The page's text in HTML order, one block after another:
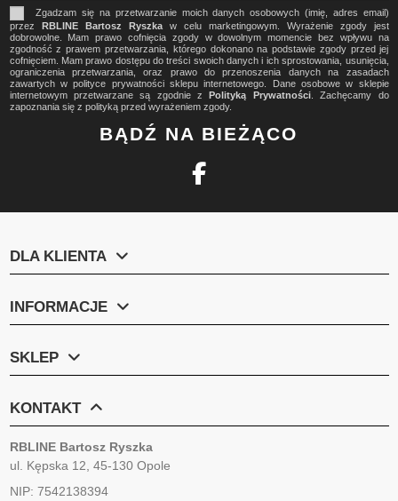
Zgadzam się na przetwarzanie moich danych osobowych (imię, adres email)
przez RBLINE Bartosz Ryszkaw celu marketingowym. Wyrażenie zgody jest
dobrowolne. Mam prawo cofnięcia zgody w dowolnym momencie bez wpływu na
zgodność z prawem przetwarzania, którego dokonano na podstawie zgody przed jej
cofnięciem. Mam prawo dostępu do treści swoich danych i ich sprostowania, usunięcia,
ograniczenia przetwarzania, oraz prawo do przenoszenia danych na zasadach
zawartych w polityce prywatności sklepu internetowego. Dane osobowe w sklepie
internetowym przetwarzane są zgodnie zPolityką Prywatności. Zachęcamy do
zapoznania się z polityką przed wyrażeniem zgody.
BĄDŹ NA BIEŻĄCO
DLA KLIENTA
INFORMACJE
SKLEP
KONTAKT
RBLINE Bartosz Ryszka
ul. Kępska 12, 45-130 Opole
NIP: 7542138394